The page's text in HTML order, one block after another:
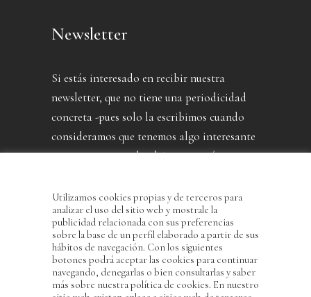
Newsletter
Si estás interesado en recibir nuestra
newsletter, que no tiene una periodicidad
concreta -pues solo la escribimos cuando
consideramos que tenemos algo interesante
que contarte- puedes dejarnos aquí tu
Utilizamos cookies propias y de terceros para
analizar el uso del sitio web y mostrale la
publicidad relacionada con sus preferencias
sobre la base de un perfil elaborado a partir de sus
hábitos de navegación. Con los siguientes
botones podrá aceptar las cookies para continuar
navegando, denegarlas o bien consultarlas y saber
más sobre nuestra política de cookies. En nuestro